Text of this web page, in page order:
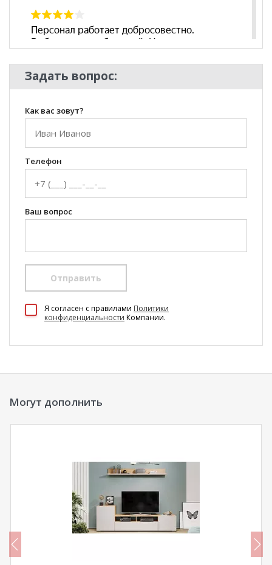
Задать вопрос:
Как вас зовут?
Телефон
Ваш вопрос
Отправить
Я согласен c правилами Политики
конфиденциальности Компании.
Могут дополнить